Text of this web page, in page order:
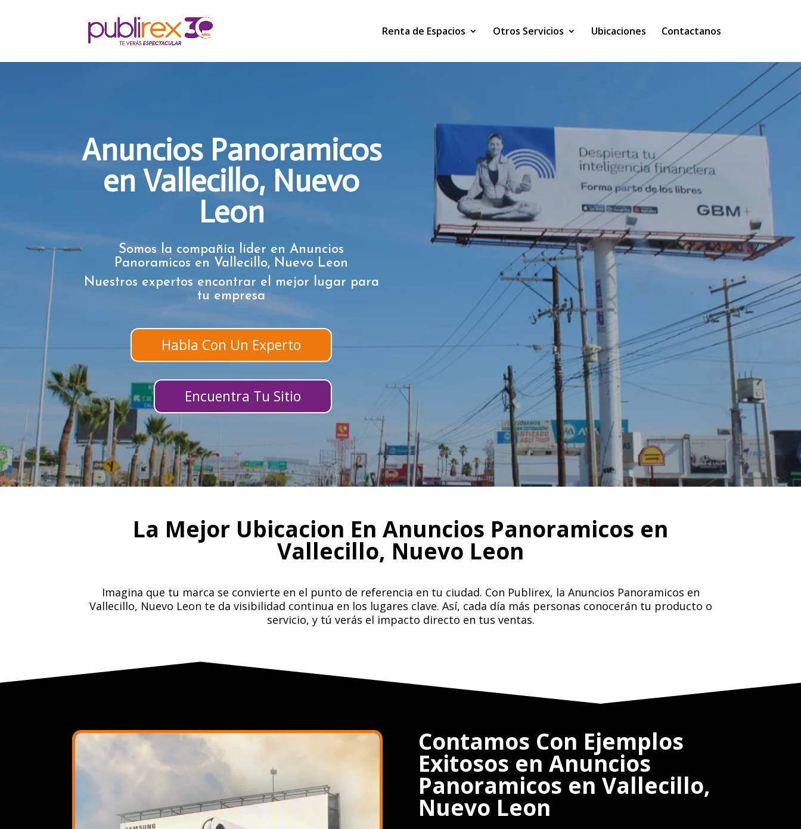
Renta de Espacios Otros Servicios Ubicaciones Contactanos
Anuncios Panoramicos
en Vallecillo, Nuevo
Leon
Somos la compañía líder en Anuncios
Panoramicos en Vallecillo, Nuevo Leon
Nuestros expertos encontrar el mejor lugar para
tu empresa
Habla Con Un Experto
Encuentra Tu Sitio
La Mejor Ubicacion En Anuncios Panoramicos en
Vallecillo, Nuevo Leon
Imagina que tu marca se convierte en el punto de referencia en tu ciudad. Con Publirex, la Anuncios Panoramicos en
Vallecillo, Nuevo Leon te da visibilidad continua en los lugares clave. Así, cada día más personas conocerán tu producto o
servicio, y tú verás el impacto directo en tus ventas.
Contamos Con Ejemplos
Exitosos en Anuncios
Panoramicos en Vallecillo,
Nuevo Leon